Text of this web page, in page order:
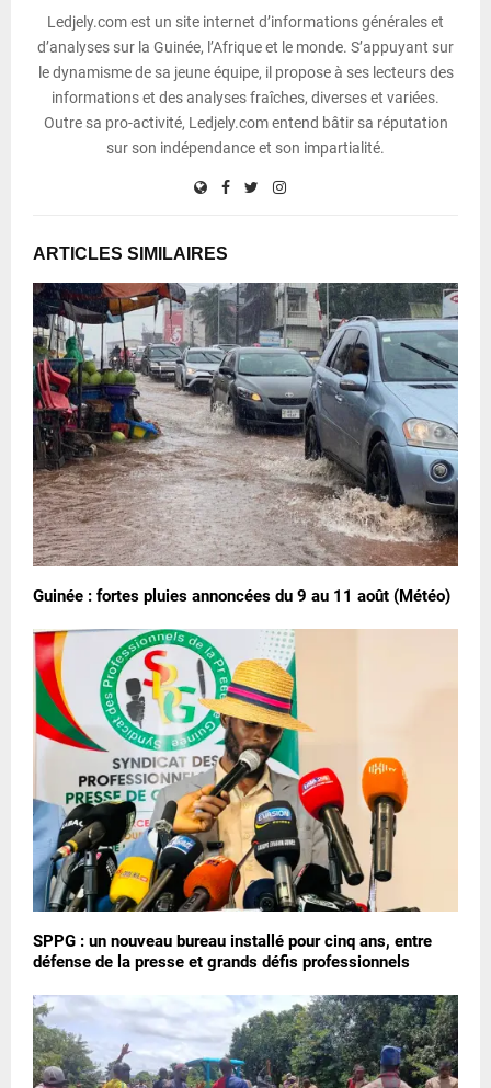
Ledjely.com est un site internet d’informations générales et
d’analyses sur la Guinée, l’Afrique et le monde. S’appuyant sur
le dynamisme de sa jeune équipe, il propose à ses lecteurs des
informations et des analyses fraîches, diverses et variées.
Outre sa pro-activité, Ledjely.com entend bâtir sa réputation
sur son indépendance et son impartialité.
ARTICLES SIMILAIRES
Guinée : fortes pluies annoncées du 9 au 11 août (Météo)
SPPG : un nouveau bureau installé pour cinq ans, entre
défense de la presse et grands défis professionnels